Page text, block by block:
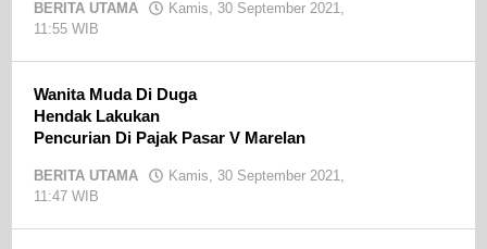
BERITA UTAMA
Kamis, 30 September 2021,
11:55 WIB
Wanita Muda Di Duga
Hendak Lakukan
Pencurian Di Pajak Pasar V Marelan
BERITA UTAMA
Kamis, 30 September 2021,
11:47 WIB